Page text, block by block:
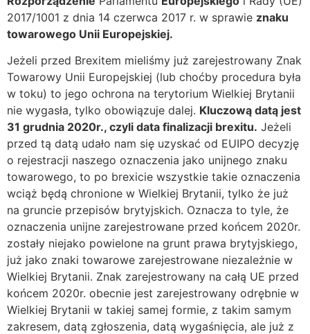
2017/1001 z dnia 14 czerwca 2017 r. w sprawie znaku
towarowego Unii Europejskiej.
Jeżeli przed Brexitem mieliśmy już zarejestrowany Znak
Towarowy Unii Europejskiej (lub choćby procedura była
w toku) to jego ochrona na terytorium Wielkiej Brytanii
nie wygasła, tylko obowiązuje dalej. Kluczową datą jest
31 grudnia 2020r., czyli data finalizacji brexitu. Jeżeli
przed tą datą udało nam się uzyskać od EUIPO decyzję
o rejestracji naszego oznaczenia jako unijnego znaku
towarowego, to po brexicie wszystkie takie oznaczenia
wciąż będą chronione w Wielkiej Brytanii, tylko że już
na gruncie przepisów brytyjskich. Oznacza to tyle, że
oznaczenia unijne zarejestrowane przed końcem 2020r.
zostały niejako powielone na grunt prawa brytyjskiego,
już jako znaki towarowe zarejestrowane niezależnie w
Wielkiej Brytanii. Znak zarejestrowany na całą UE przed
końcem 2020r. obecnie jest zarejestrowany odrębnie w
Wielkiej Brytanii w takiej samej formie, z takim samym
zakresem, datą zgłoszenia, datą wygaśnięcia, ale już z